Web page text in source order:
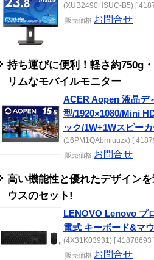
(XUB2490HSUC-B5) [
販売価格 お問合せ
持ち運びに便利！軽さ約750g
リムなモバイルモニター
ACER Aopen 液晶デ
型/1920×1080/Mini
ック/1W+1Wスピー
(16PM1QAbmiuuzx) [
販売価格 お問合せ
高い機能性と優れたデザイン
ウスのセット!
LENOVO Lenovo プ
電式 キーボード&マ
(4X31K03931) [ 41878693
販売価格 お問合せ